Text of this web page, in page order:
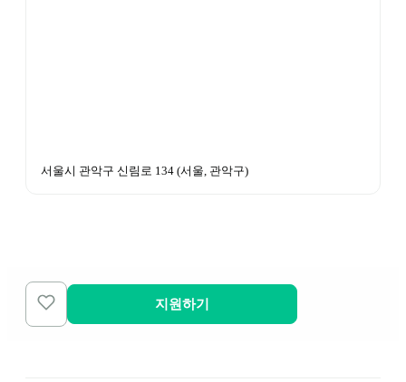
서울시 관악구 신림로 134 (서울, 관악구)
지원하기